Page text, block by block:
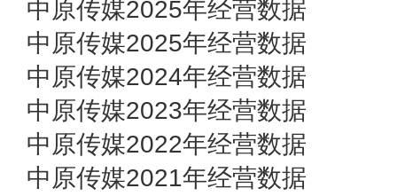
中原传媒2025年经营数据
中原传媒2025年经营数据
中原传媒2024年经营数据
中原传媒2023年经营数据
中原传媒2022年经营数据
中原传媒2021年经营数据